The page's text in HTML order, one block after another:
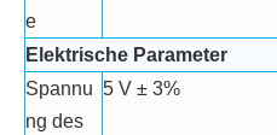
e
Elektrische Parameter
Spannu
ng des
5 V ± 3%